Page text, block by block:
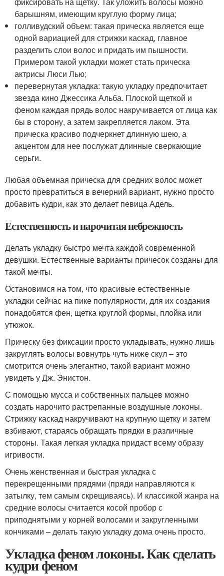
барышням, имеющим круглую форму лица;
голливудский объем: такая прическа является еще
одной вариацией для стрижки каскад, главное
разделить слои волос и придать им пышности.
Примером такой укладки может стать прическа
актрисы Люси Лью;
перевернутая укладка: такую укладку предпочитает
звезда кино Джессика Альба. Плоской щеткой и
феном каждая прядь волос накручивается от лица как
бы в сторону, а затем закрепляется лаком. Эта
прическа красиво подчеркнет длинную шею, а
акцентом для нее послужат длинные сверкающие
серьги.
Любая объемная прическа для средних волос может
просто превратиться в вечерний вариант, нужно просто
добавить кудри, как это делает певица Адель.
Естественность и нарочитая небрежность
Делать укладку быстро мечта каждой современной
девушки. Естественные варианты причесок созданы для
такой мечты.
Остановимся на том, что красивые естественные
укладки сейчас на пике популярности, для их создания
понадобятся фен, щетка круглой формы, плойка или
утюжок.
Прическу без фиксации просто укладывать, нужно лишь
закруглять волосы вовнутрь чуть ниже скул – это
смотрится очень элегантно, такой вариант можно
увидеть у Дж. Энистон.
С помощью мусса и собственных пальцев можно
создать нарочито растрепанные воздушные локоны.
Стрижку каскад накручивают на крупную щетку и затем
взбивают, стараясь обращать прядки в различные
стороны. Такая легкая укладка придаст всему образу
игривости.
Очень женственная и быстрая укладка с
перекрещенными прядями (пряди направляются к
затылку, тем самым скрещиваясь). И классикой жанра на
средние волосы считается косой пробор с
приподнятыми у корней волосами и закругленными
кончиками – делать такую укладку дома очень просто.
Укладка феном локоны. Как сделать
кудри феном